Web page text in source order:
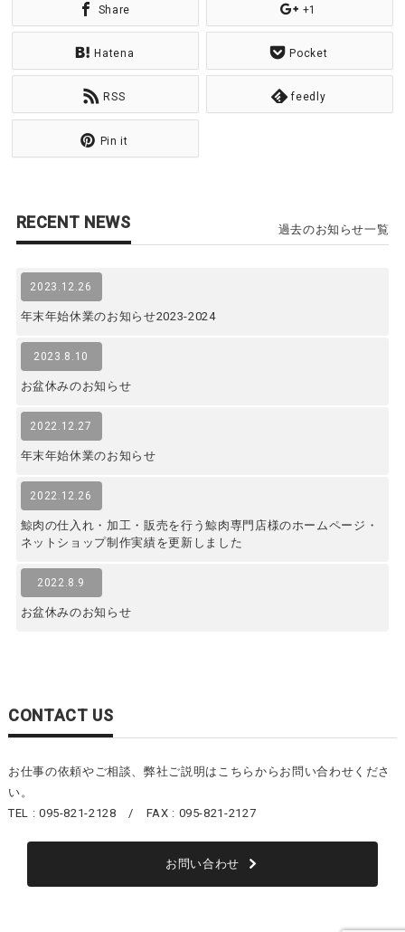
Share +1
Hatena Pocket
RSS feedly
Pin it
RECENT NEWS
2023.12.26
年末年始休業のお知らせ2023-2024
2023.8.10
お盆休みのお知らせ
2022.12.27
年末年始休業のお知らせ
2022.12.26
鯨肉の仕入れ・加工・販売を行う鯨肉専門店様のホームページ・
ネットショップ制作実績を更新しました
2022.8.9
お盆休みのお知らせ
過去のお知らせ一覧
CONTACT US
お仕事の依頼やご相談、弊社ご説明はこちらからお問い合わせくださ
い。
TEL : 095-821-2128 / FAX : 095-821-2127
お問い合わせ